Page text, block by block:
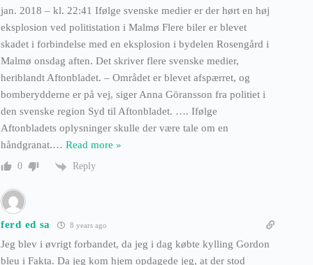
jan. 2018 – kl. 22:41 Ifølge svenske medier er der hørt en høj
eksplosion ved politistation i Malmø Flere biler er blevet
skadet i forbindelse med en eksplosion i bydelen Rosengård i
Malmø onsdag aften. Det skriver flere svenske medier,
heriblandt Aftonbladet. – Området er blevet afspærret, og
bomberydderne er på vej, siger Anna Göransson fra politiet i
den svenske region Syd til Aftonbladet. …. Ifølge
Aftonbladets oplysninger skulle der være tale om en
håndgranat.… Read more »
0 Reply
ferd ed sa 8 years ago
Jeg blev i øvrigt forbandet, da jeg i dag købte kylling Gordon
bleu i Fakta. Da jeg kom hjem opdagede jeg, at der stod